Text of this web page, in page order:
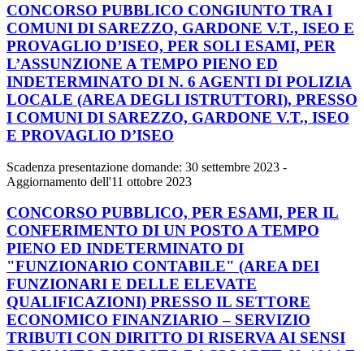
CONCORSO PUBBLICO CONGIUNTO TRA I
COMUNI DI SAREZZO, GARDONE V.T., ISEO E
PROVAGLIO D’ISEO, PER SOLI ESAMI, PER
L’ASSUNZIONE A TEMPO PIENO ED
INDETERMINATO DI N. 6 AGENTI DI POLIZIA
LOCALE (AREA DEGLI ISTRUTTORI), PRESSO
I COMUNI DI SAREZZO, GARDONE V.T., ISEO
E PROVAGLIO D’ISEO
Scadenza presentazione domande: 30 settembre 2023 -
Aggiornamento dell'11 ottobre 2023
CONCORSO PUBBLICO, PER ESAMI, PER IL
CONFERIMENTO DI UN POSTO A TEMPO
PIENO ED INDETERMINATO DI
"FUNZIONARIO CONTABILE" (AREA DEI
FUNZIONARI E DELLE ELEVATE
QUALIFICAZIONI) PRESSO IL SETTORE
ECONOMICO FINANZIARIO – SERVIZIO
TRIBUTI CON DIRITTO DI RISERVA AI SENSI